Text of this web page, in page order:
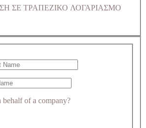
ΣΕ ΤΡΑΠΕΖΙΚΟ ΛΟΓΑΡΙΑΣΜΟ
behalf of a company?